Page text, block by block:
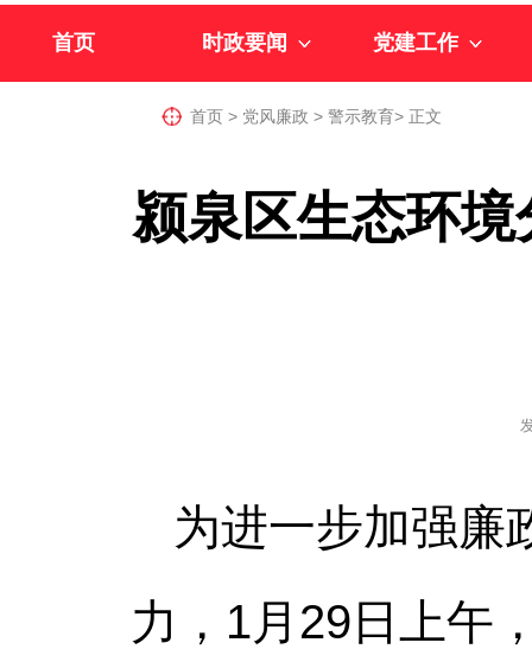
首页 时政要闻 党建工作
首页 > 党风廉政 > 警示教育> 正文
颍泉区生态环
为进一步加强廉
力，1月29日上午